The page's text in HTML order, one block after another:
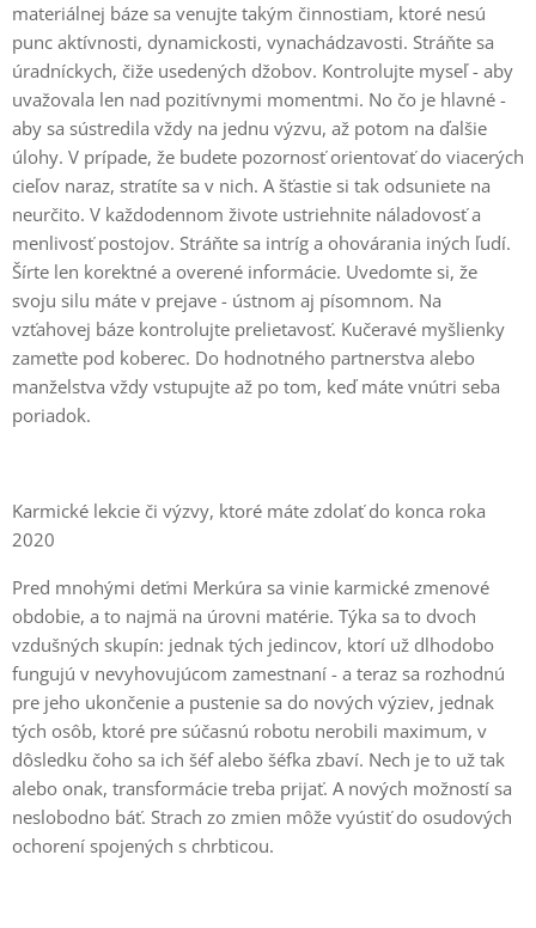
materiálnej báze sa venujte takým činnostiam, ktoré nesú
punc aktívnosti, dynamickosti, vynachádzavosti. Stráňte sa
úradníckych, čiže usedených džobov. Kontrolujte myseľ - aby
uvažovala len nad pozitívnymi momentmi. No čo je hlavné -
aby sa sústredila vždy na jednu výzvu, až potom na ďalšie
úlohy. V prípade, že budete pozornosť orientovať do viacerých
cieľov naraz, stratíte sa v nich. A šťastie si tak odsuniete na
neurčito. V každodennom živote ustriehnite náladovosť a
menlivosť postojov. Stráňte sa intríg a ohovárania iných ľudí.
Šírte len korektné a overené informácie. Uvedomte si, že
svoju silu máte v prejave - ústnom aj písomnom. Na
vzťahovej báze kontrolujte prelietavosť. Kučeravé myšlienky
zameťte pod koberec. Do hodnotného partnerstva alebo
manželstva vždy vstupujte až po tom, keď máte vnútri seba
poriadok.
Karmické lekcie či výzvy, ktoré máte zdolať do konca roka
2020
Pred mnohými deťmi Merkúra sa vinie karmické zmenové
obdobie, a to najmä na úrovni matérie. Týka sa to dvoch
vzdušných skupín: jednak tých jedincov, ktorí už dlhodobo
fungujú v nevyhovujúcom zamestnaní - a teraz sa rozhodnú
pre jeho ukončenie a pustenie sa do nových výziev, jednak
tých osôb, ktoré pre súčasnú robotu nerobili maximum, v
dôsledku čoho sa ich šéf alebo šéfka zbaví. Nech je to už tak
alebo onak, transformácie treba prijať. A nových možností sa
neslobodno báť. Strach zo zmien môže vyústiť do osudových
ochorení spojených s chrbticou.